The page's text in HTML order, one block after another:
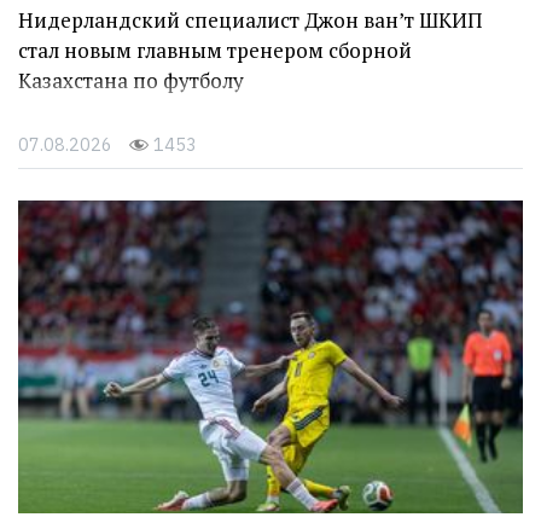
Нидерландский специалист Джон ван’т ШКИП
стал новым главным тренером сборной
Казахстана по футболу
07.08.2026 1453